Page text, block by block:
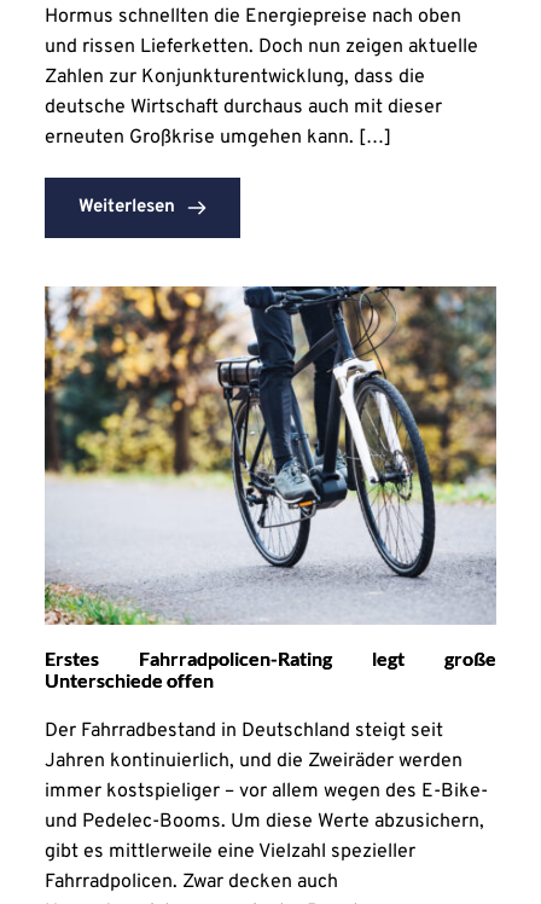
Hormus schnellten die Energiepreise nach oben
und rissen Lieferketten. Doch nun zeigen aktuelle
Zahlen zur Konjunkturentwicklung, dass die
deutsche Wirtschaft durchaus auch mit dieser
erneuten Großkrise umgehen kann. […]
Weiterlesen
Erstes Fahrradpolicen-Rating legt große
Unterschiede offen
Der Fahrradbestand in Deutschland steigt seit
Jahren kontinuierlich, und die Zweiräder werden
immer kostspieliger – vor allem wegen des E-Bike-
und Pedelec-Booms. Um diese Werte abzusichern,
gibt es mittlerweile eine Vielzahl spezieller
Fahrradpolicen. Zwar decken auch